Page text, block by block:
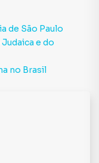
de São Paulo
e do
no Brasil